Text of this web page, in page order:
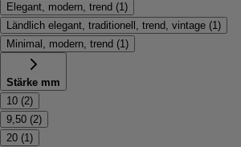
Elegant, modern, trend (1)
Ländlich elegant, traditionell, trend, vintage (1)
Minimal, modern, trend (1)
Stärke mm
10 (2)
9,50 (2)
20 (1)